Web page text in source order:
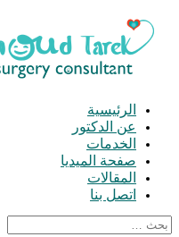
الرئيسية
عن الدكتور
الخدمات
صفحة الميديا
المقالات
اتصل بنا